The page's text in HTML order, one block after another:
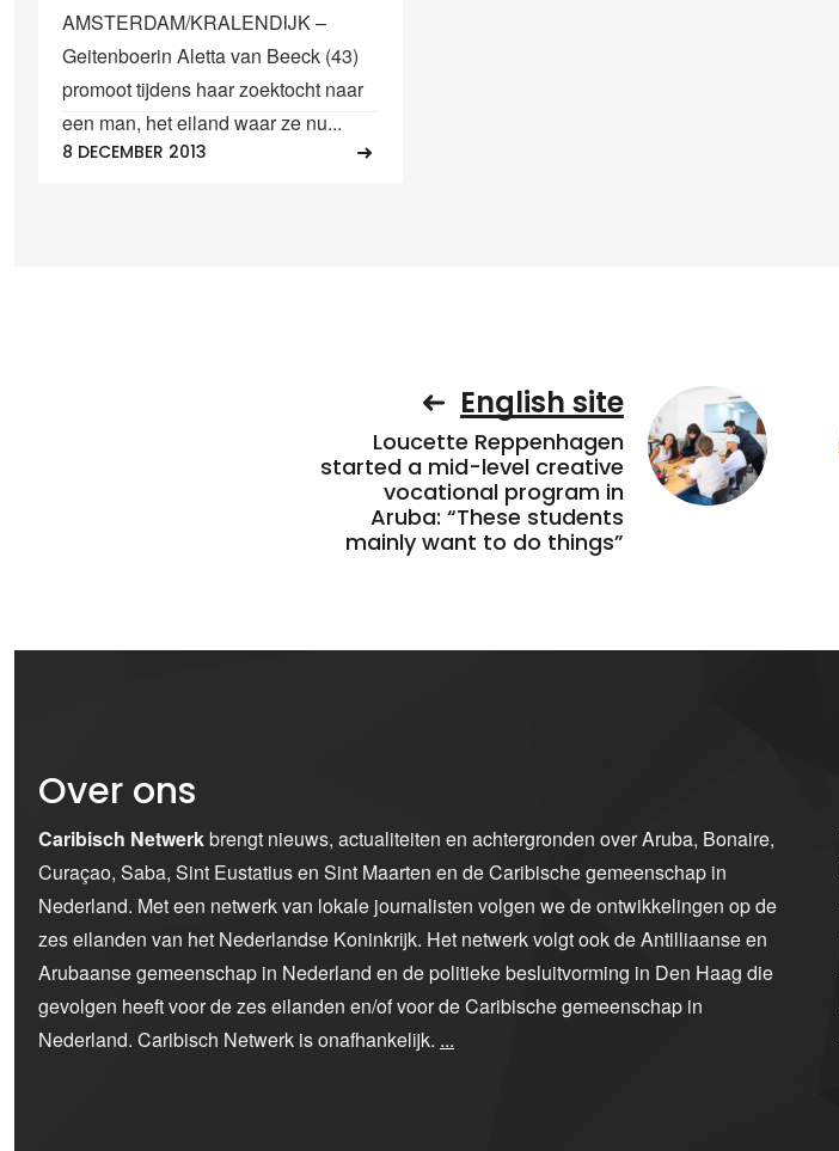
AMSTERDAM/KRALENDIJK –
Geitenboerin Aletta van Beeck (43)
promoot tijdens haar zoektocht naar
een man, het eiland waar ze nu...
8 DECEMBER 2013
English site
Loucette Reppenhagen
started a mid-level creative
vocational program in
Aruba: “These students
mainly want to do things”
Over ons
Caribisch Netwerkbrengt nieuws, actualiteiten en achtergronden over Aruba, Bonaire,
Curaçao, Saba, Sint Eustatius en Sint Maarten en de Caribische gemeenschap in
Nederland. Met een netwerk van lokale journalisten volgen we de ontwikkelingen op de
zes eilanden van het Nederlandse Koninkrijk. Het netwerk volgt ook de Antilliaanse en
Arubaanse gemeenschap in Nederland en de politieke besluitvorming in Den Haag die
gevolgen heeft voor de zes eilanden en/of voor de Caribische gemeenschap in
Nederland. Caribisch Netwerk is onafhankelijk. ...